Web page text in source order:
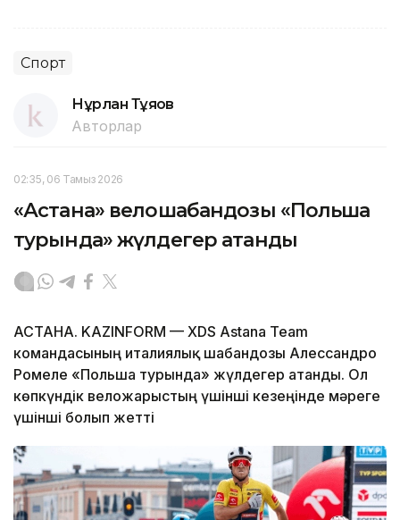
Спорт
Нұрлан Тұяқов
Авторлар
02:35, 06 Тамыз 2026
«Астана» велошабандозы «Польша
турында» жүлдегер атанды
АСТАНА. KAZINFORM — XDS Astana Team
командасының италиялық шабандозы Алессандро
Ромеле «Польша турында» жүлдегер атанды. Ол
көпкүндік веложарыстың үшінші кезеңінде мәреге
үшінші болып жетті